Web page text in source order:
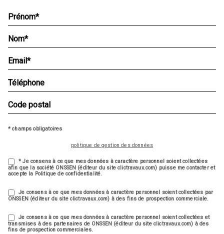
* champs obligatoires
politique de gestion des données
* Je consens à ce que mes données à caractère personnel soient collectées
afin que la société ONSSEN (éditeur du site clictravaux.com) puisse me contacter et
accepte la Politique de confidentialité.
Je consens à ce que mes données à caractère personnel soient collectées par
ONSSEN (éditeur du site clictravaux.com) à des fins de prospection commerciale.
Je consens à ce que mes données à caractère personnel soient collectées et
transmises à des partenaires de ONSSEN (éditeur du site clictravaux.com) à des
fins de prospection commerciales.